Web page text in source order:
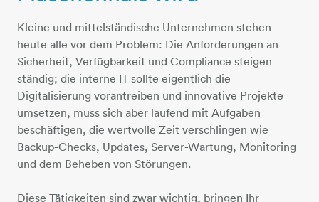
Kleine und mittelständische Unternehmen stehen
heute alle vor dem Problem: Die Anforderungen an
Sicherheit, Verfügbarkeit und Compliance steigen
ständig; die interne IT sollte eigentlich die
Digitalisierung vorantreiben und innovative Projekte
umsetzen, muss sich aber laufend mit Aufgaben
beschäftigen, die wertvolle Zeit verschlingen wie
Backup-Checks, Updates, Server-Wartung, Monitoring
und dem Beheben von Störungen.
Diese Tätigkeiten sind zwar wichtig, bringen Ihr